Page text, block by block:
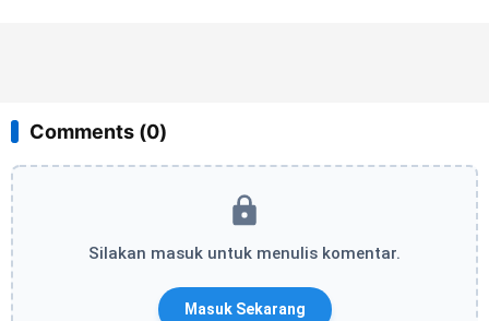
Comments (0)
Silakan masuk untuk menulis komentar.
Masuk Sekarang